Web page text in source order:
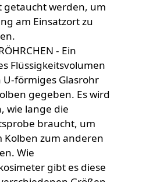
getaucht werden, um
am Einsatzort zu
- Ein
Flüssigkeitsvolumen
U-förmiges Glasrohr
gegeben. Es wird
wie lange die
braucht, um
Kolben zum anderen
Wie
gibt es diese